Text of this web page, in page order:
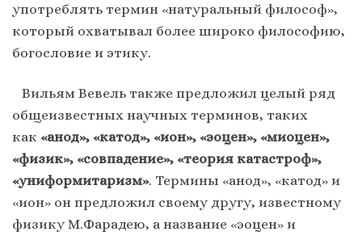
употреблять термин «натуральный философ»,
который охватывал более широко философию,
богословие и этику.
Вильям Вевель также предложил целый ряд
общеизвестных научных терминов, таких
как «анод», «катод», «ион», «эоцен», «миоцен»,
«физик», «совпадение», «теория катастроф»,
«униформитаризм». Термины «анод», «катод» и
«ион» он предложил своему другу, известному
физику М.Фарадею, а название «эоцен» и